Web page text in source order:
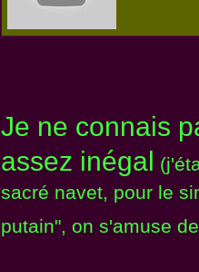
Je ne connais
assez inégal
sacré navet, pour le
putain", on s'amuse